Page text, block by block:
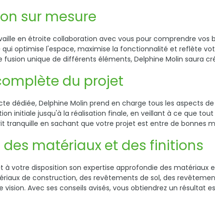
sur mesure
en étroite collaboration avec vous pour comprendre
qui optimise l'espace, maximise la fonctionnalité et reflète
fusion unique de différents éléments, Delphine Molin saura
du projet
dédiée, Delphine Molin prend en charge tous les aspects
initiale jusqu'à la réalisation finale, en veillant à ce que
tranquille en sachant que votre projet est entre de bonnes
des matériaux et des finitions
à votre disposition son expertise approfondie des matériaux
de construction, des revêtements de sol, des
vision. Avec ses conseils avisés, vous obtiendrez un résultat